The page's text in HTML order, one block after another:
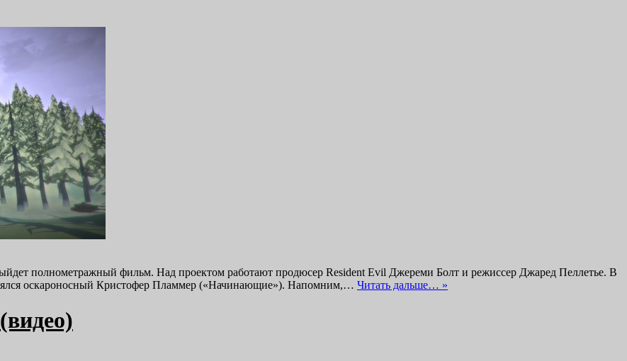
полнометражный фильм. Над проектом работают продюсер Resident Evil Джереми Болт и режиссер Джаред Пеллетье. В
оскароносный Кристофер Пламмер («Начинающие»). Напомним,… Читать дальше… »